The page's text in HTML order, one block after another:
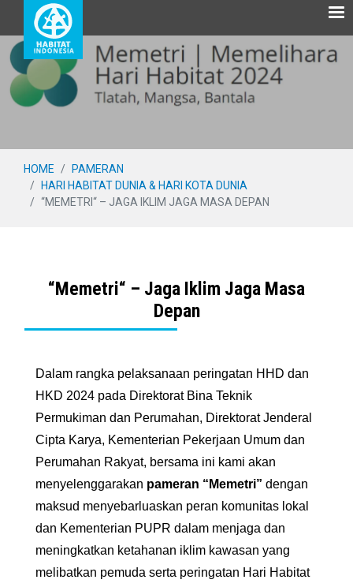
Skip
main
content
HOME
PAMERAN
HARI HABITAT DUNIA & HARI KOTA DUNIA
“MEMETRI“ – JAGA IKLIM JAGA MASA DEPAN
“Memetri“ – Jaga Iklim Jaga Masa
Depan
Dalam rangka pelaksanaan peringatan HHD dan
HKD 2024 pada DirektoratBina Teknik
Permukiman dan Perumahan, Direktorat Jenderal
Cipta Karya, Kementerian Pekerjaan Umum dan
Perumahan Rakyat, bersama ini kami akan
menyelenggarakan pameran “ Memetri” dengan
maksud menyebarluaskan peran komunitas lokal
dan Kementerian PUPR dalam menjaga dan
meningkatkan ketahanan iklim kawasan yang
melibatkan pemuda serta peringatan Hari Habitat